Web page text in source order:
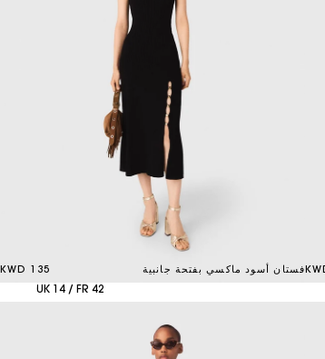
فستان أسود ماكسي بفتحة جانبية 135 KWD
UK 14 / FR 42